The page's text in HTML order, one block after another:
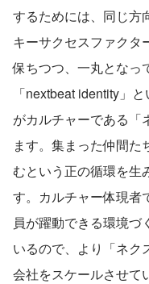
するためには、同じ方
キーサクセスファクタ
保ちつつ、一丸となっ
「nextbeat identity」
がカルチャーである「
ます。集まった仲間
むという正の循環を生
す。カルチャー体現者
員が躍動できる環境づ
いるので、より「ネク
会社をスケールさせて